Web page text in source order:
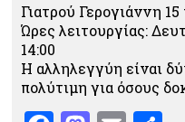
Γιατρού Γερογιάννη
Ώρες λειτουργίας:
14:00
Η αλληλεγγύη είναι
πολύτιμη για όσους